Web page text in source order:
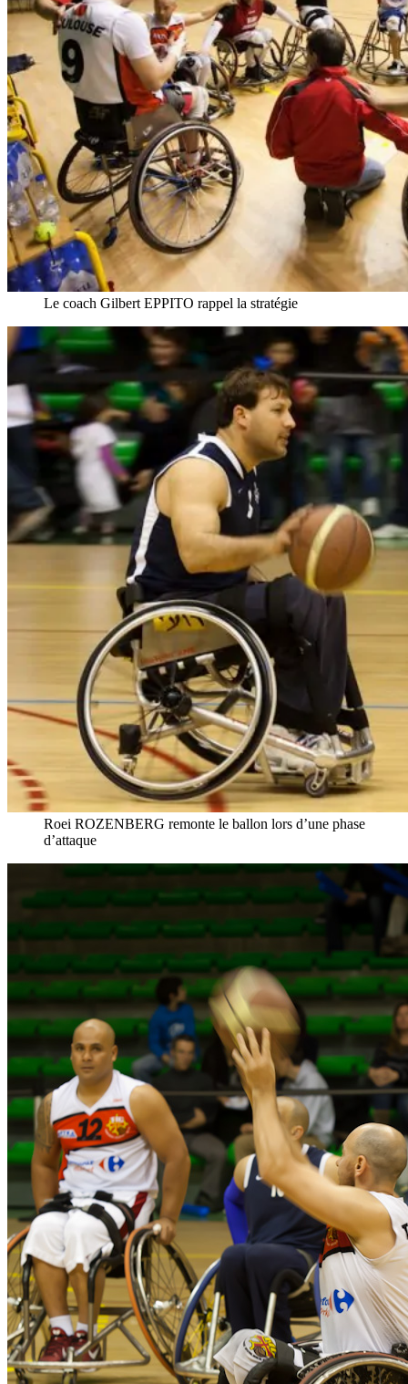
Le coach Gilbert EPPITO rappel la stratégie
Roei ROZENBERG remonte le ballon lors d’une phase
d’attaque